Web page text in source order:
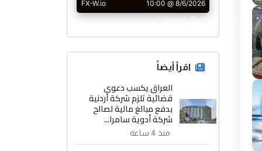
CurrencyRate
اقرأ أيضاً
العراق يكسب دعوى
قضائية تلزم شركة أردنية
بدفع مبالغ مالية لصالح
شركة أدوية سامرا...
منذ 4 ساعة